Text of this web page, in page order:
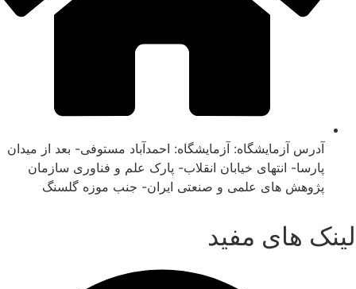
آدرس آزمایشگاه: آزمایشگاه: احمدآباد مستوفی- بعد از میدان
پارسا- انتهای خیابان انقلاب- پارک علم و فناوری سازمان
پژوهش های علمی و صنعتی ایران- جنب موزه گلسنگ
لینک های مفید